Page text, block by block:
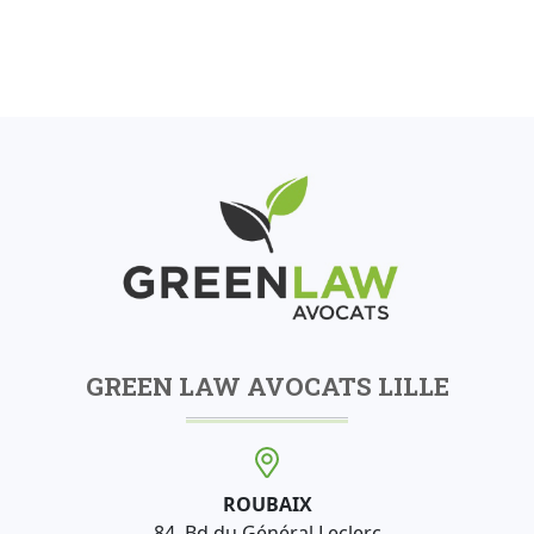
GREEN LAW AVOCATS LILLE
ROUBAIX